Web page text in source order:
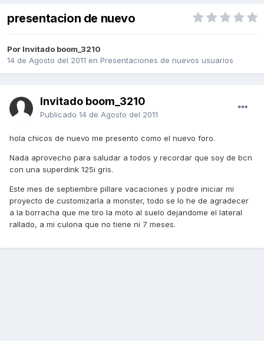
presentacion de nuevo
Por Invitado boom_3210
14 de Agosto del 2011 en Presentaciones de nuevos usuarios
Invitado boom_3210
Publicado 14 de Agosto del 2011
hola chicos de nuevo me presento como el nuevo foro.
Nada aprovecho para saludar a todos y recordar que soy de bcn
con una superdink 125i gris.
Este mes de septiembre pillare vacaciones y podre iniciar mi
proyecto de customizarla a monster, todo se lo he de agradecer
a la borracha que me tiro la moto al suelo dejandome el lateral
rallado, a mi culona que no tiene ni 7 meses.